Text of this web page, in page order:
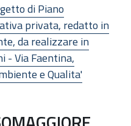
di Piano
privata, redatto in
da realizzare in
- Via Faentina,
e Qualita'